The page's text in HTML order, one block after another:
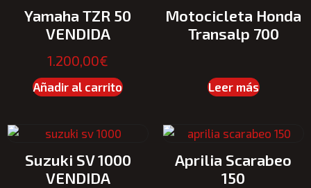
Yamaha TZR 50
VENDIDA
1.200,00€
Añadir al carrito
Motocicleta Honda
Transalp 700
Leer más
Suzuki SV 1000
VENDIDA
Aprilia Scarabeo
150